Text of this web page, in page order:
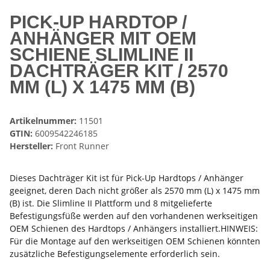
PICK-UP HARDTOP /
ANHÄNGER MIT OEM
SCHIENE SLIMLINE II
DACHTRÄGER KIT / 2570
MM (L) X 1475 MM (B)
Artikelnummer: 11501
GTIN: 6009542246185
Hersteller: Front Runner
Dieses Dachträger Kit ist für Pick-Up Hardtops / Anhänger
geeignet, deren Dach nicht größer als 2570 mm (L) x 1475 mm
(B) ist. Die Slimline II Plattform und 8 mitgelieferte
Befestigungsfüße werden auf den vorhandenen werkseitigen
OEM Schienen des Hardtops / Anhängers installiert.HINWEIS:
Für die Montage auf den werkseitigen OEM Schienen könnten
zusätzliche Befestigungselemente erforderlich sein.